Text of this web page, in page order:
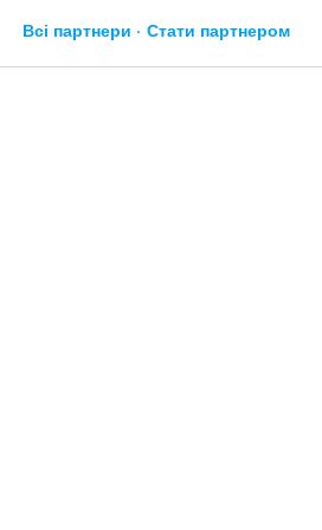
Всі партнери Стати партнером